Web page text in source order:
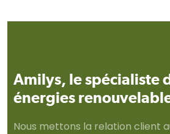
Amilys, le spécialiste
énergies
Nous mettons la relation client